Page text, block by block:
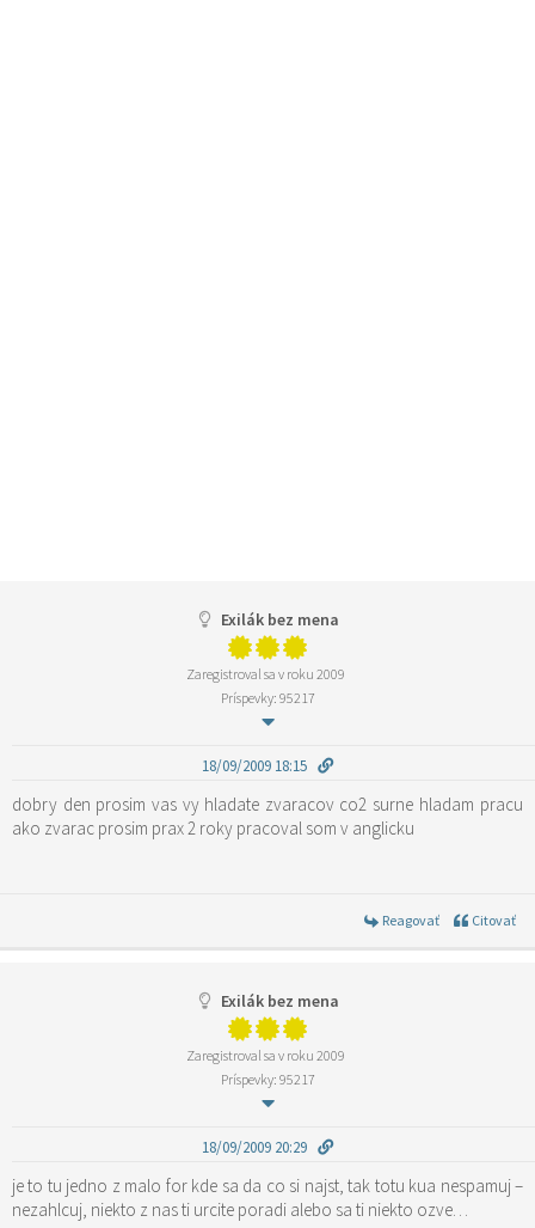
Exilák bez mena
Zaregistroval sa v roku 2009
Príspevky: 95217
18/09/2009 18:15
dobry den prosim vas vy hladate zvaracov co2 surne hladam pracu
ako zvarac prosim prax 2 roky pracoval som v anglicku
Reagovať Citovať
Exilák bez mena
Zaregistroval sa v roku 2009
Príspevky: 95217
18/09/2009 20:29
je to tu jedno z malo for kde sa da co si najst, tak totu kua nespamuj –
nezahlcuj, niekto z nas ti urcite poradi alebo sa ti niekto ozve…